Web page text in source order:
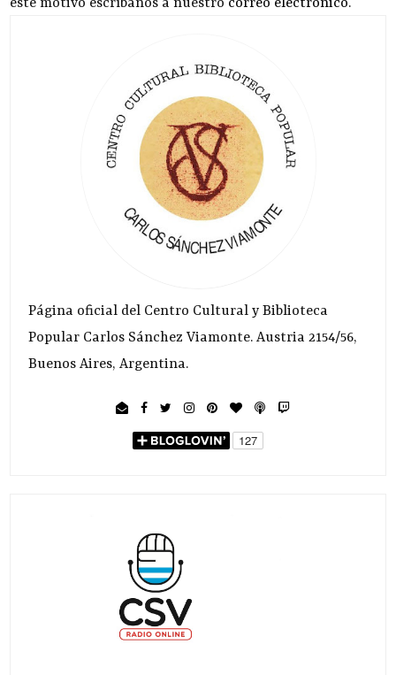
este motivo escríbanos a nuestro correo electrónico.
Página oficial del Centro Cultural y Biblioteca
Popular Carlos Sánchez Viamonte. Austria 2154/56,
Buenos Aires, Argentina.